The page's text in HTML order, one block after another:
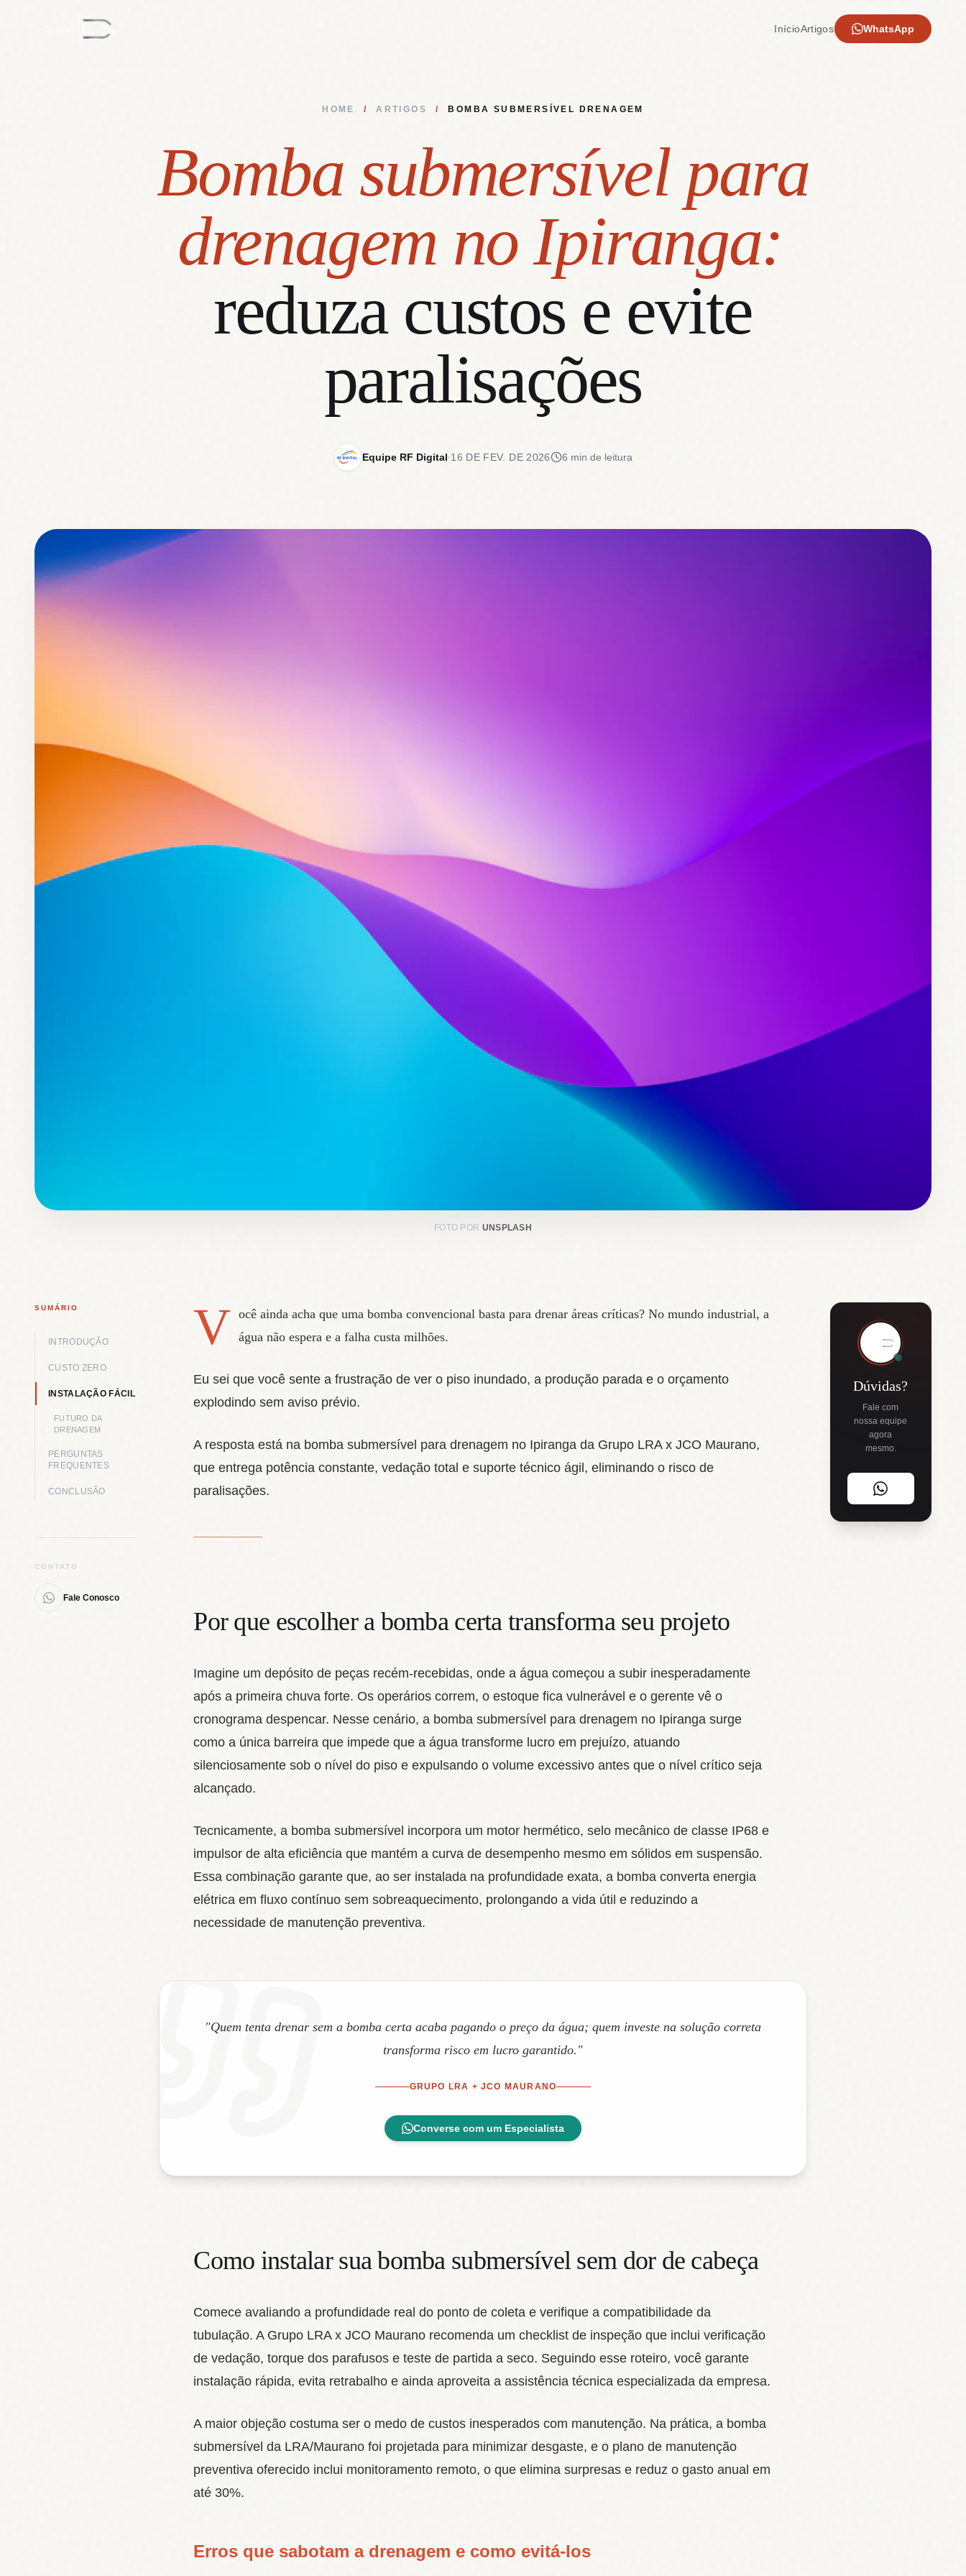
InícioArtigos WhatsApp
HOME / ARTIGOS / BOMBA SUBMERSÍVEL DRENAGEM
Bomba submersível para
drenagem no Ipiranga:
reduza custos e evite
paralisações
Equipe RF Digital 16 DE FEV. DE 2026 6 min de leitura
FOTO POR UNSPLASH
SUMÁRIO
INTRODUÇÃO
CUSTO ZERO
INSTALAÇÃO FÁCIL
FUTURO DA
DRENAGEM
PERGUNTAS
FREQUENTES
CONCLUSÃO
CONTATO
Fale Conosco
V ocê ainda acha que uma bomba convencional basta para drenar áreas críticas? No mundo industrial, a
água não espera e a falha custa milhões.
Eu sei que você sente a frustração de ver o piso inundado, a produção parada e o orçamento
explodindo sem aviso prévio.
A resposta está na bomba submersível para drenagem no Ipiranga da Grupo LRA x JCO Maurano,
que entrega potência constante, vedação total e suporte técnico ágil, eliminando o risco de
paralisações.
Por que escolher a bomba certa transforma seu projeto
Imagine um depósito de peças recém‑recebidas, onde a água começou a subir inesperadamente
após a primeira chuva forte. Os operários correm, o estoque fica vulnerável e o gerente vê o
cronograma despencar. Nesse cenário, a bomba submersível para drenagem no Ipiranga surge
como a única barreira que impede que a água transforme lucro em prejuízo, atuando
silenciosamente sob o nível do piso e expulsando o volume excessivo antes que o nível crítico seja
alcançado.
Tecnicamente, a bomba submersível incorpora um motor hermético, selo mecânico de classe IP68 e
impulsor de alta eficiência que mantém a curva de desempenho mesmo em sólidos em suspensão.
Essa combinação garante que, ao ser instalada na profundidade exata, a bomba converta energia
elétrica em fluxo contínuo sem sobreaquecimento, prolongando a vida útil e reduzindo a
necessidade de manutenção preventiva.
"Quem tenta drenar sem a bomba certa acaba pagando o preço da água; quem investe na solução correta
transforma risco em lucro garantido."
GRUPO LRA + JCO MAURANO
Converse com um Especialista
Como instalar sua bomba submersível sem dor de cabeça
Comece avaliando a profundidade real do ponto de coleta e verifique a compatibilidade da
tubulação. A Grupo LRA x JCO Maurano recomenda um checklist de inspeção que inclui verificação
de vedação, torque dos parafusos e teste de partida a seco. Seguindo esse roteiro, você garante
instalação rápida, evita retrabalho e ainda aproveita a assistência técnica especializada da empresa.
A maior objeção costuma ser o medo de custos inesperados com manutenção. Na prática, a bomba
submersível da LRA/Maurano foi projetada para minimizar desgaste, e o plano de manutenção
preventiva oferecido inclui monitoramento remoto, o que elimina surpresas e reduz o gasto anual em
até 30%.
Erros que sabotam a drenagem e como evitá‑los
Dúvidas?
Fale com
nossa equipe
agora
mesmo.